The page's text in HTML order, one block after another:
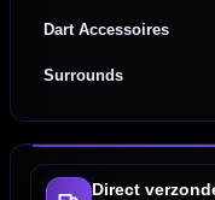
Dart Accessoires
Surrounds
Direct